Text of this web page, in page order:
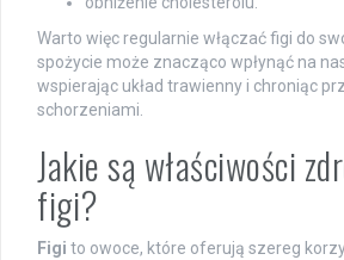
Warto więc regularnie włączać figi do
spożycie może znacząco wpłynąć na
wspierając układ trawienny i chroniąc
schorzeniami.
Jakie są właściwości
figi?
Figi to owoce, które oferują szereg